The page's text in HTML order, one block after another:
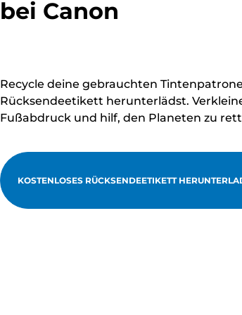
bei Canon
Recycle deine gebrauchten
Rücksendeetikett herunterlädst.
Fußabdruck und hilf, den Planeten zu
KOSTENLOSES RÜCKSENDEETIKETT